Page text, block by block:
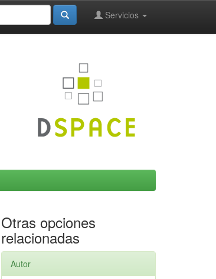
Servicios
Otras opciones
relacionadas
Autor